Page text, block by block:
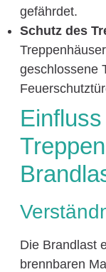
gefährdet.
Schutz des
geschlossene
Die Brandlast
brennbaren